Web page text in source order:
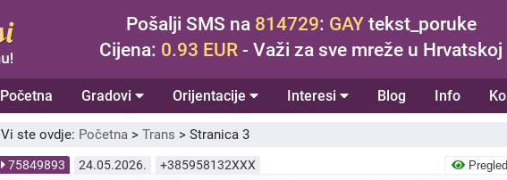
Pošalji SMS na 814729: GAYtekst_poruke
Cijena: 0.93 EUR - Važi za sve mreže u Hrvatskoj
Početna Gradovi Orijentacije Interesi Blog Info
Vi ste ovdje: Početna > Trans > Stranica 3
75849893 24.05.2026. +385958132XXX